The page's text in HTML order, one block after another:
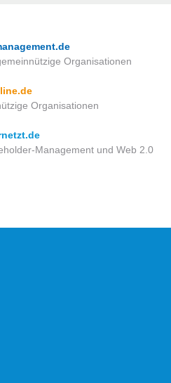
Organisationen
Organisationen
Management und Web 2.0